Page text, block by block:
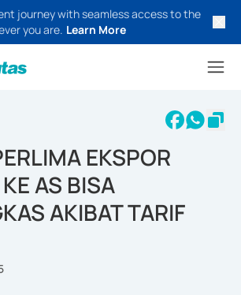
journey with seamless access to the
you are. Learn More
EKSPOR
AS BISA
AKIBAT TARIF